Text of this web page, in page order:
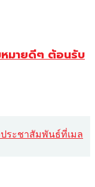
มายดีๆ ต้อนรับ
วประชาสัมพันธ์ที่เมล